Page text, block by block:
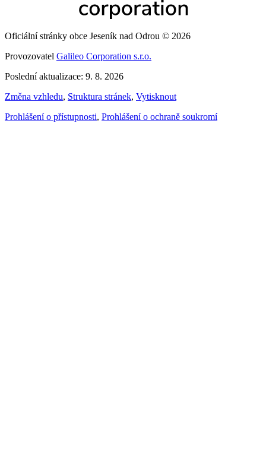
Oficiální stránky obce Jeseník nad Odrou © 2026
Provozovatel Galileo Corporation s.r.o.
Poslední aktualizace: 9. 8. 2026
Změna vzhledu, Struktura stránek, Vytisknout
Prohlášení o přístupnosti, Prohlášení o ochraně soukromí